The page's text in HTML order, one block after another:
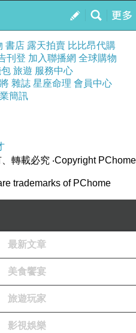
我的
訂閱
書店 露天拍賣 比比昂代購
刊登 加入聯播網 全球購物
旅遊 服務中心
雜誌 星座命理 會員中心
簡訊
、轉載必究 ‧Copyright PChome
trademarks of PChome
最新文章
美食饗宴
旅遊玩家
影視娛樂